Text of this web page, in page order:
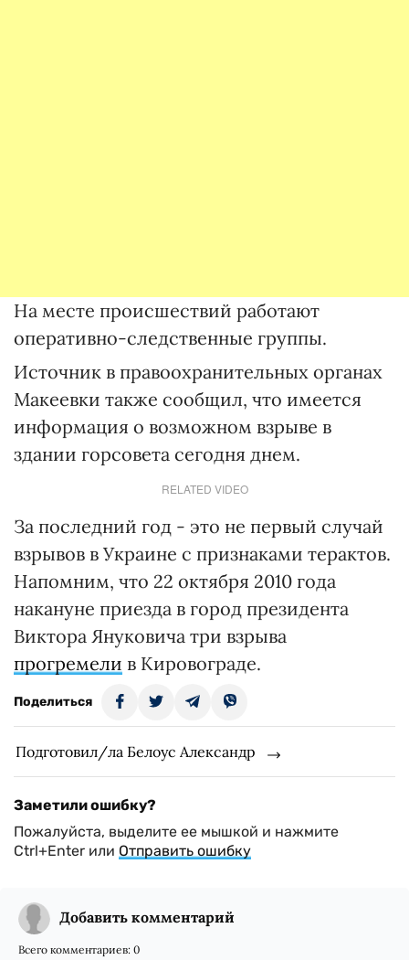
На месте происшествий работают
оперативно-следственные группы.
Источник в правоохранительных органах
Макеевки также сообщил, что имеется
информация о возможном взрыве в
здании горсовета сегодня днем.
RELATED VIDEO
За последний год - это не первый случай
взрывов в Украине с признаками терактов.
Напомним, что 22 октября 2010 года
накануне приезда в город президента
Виктора Януковича три взрыва
прогремели в Кировограде.
Поделиться
Подготовил/ла Белоус Александр
Заметили ошибку?
Пожалуйста, выделите ее мышкой и нажмите
Ctrl+Enter или Отправить ошибку
Добавить комментарий
Всего комментариев: 0